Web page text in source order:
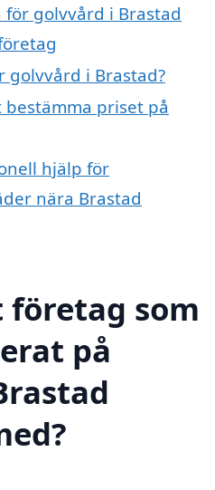
golvvård i Brastad
golvvård i Brastad?
priset på
hjälp för
nära Brastad
företag som
på